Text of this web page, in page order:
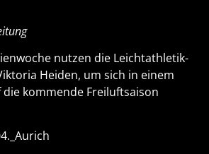
nutzen die Leichtathletik-
Heiden, um sich in einem
kommende Freiluftsaison